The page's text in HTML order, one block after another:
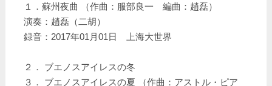
１．蘇州夜曲 （作曲：服部良一 編曲：趙磊）
演奏：趙磊（二胡）
録音：2017年01月01日 上海大世界
２． ブエノスアイレスの冬
３． ブエノスアイレスの夏 （作曲：アストル・ピア